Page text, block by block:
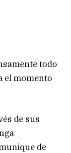
todo
el momento
de sus
de